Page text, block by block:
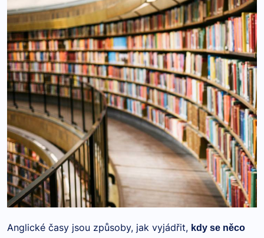
Anglické časy jsou způsoby, jak vyjádřit, kdy se něco